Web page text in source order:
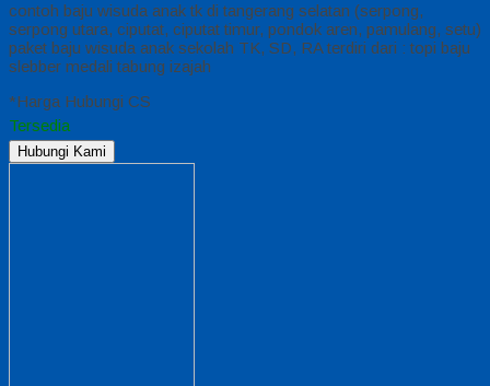
contoh baju wisuda anak tk di tangerang selatan (serpong,
serpong utara, ciputat, ciputat timur, pondok aren, pamulang, setu)
paket baju wisuda anak sekolah TK, SD, RA terdiri dari : topi baju
slebber medali tabung izajah
*Harga Hubungi CS
Tersedia
Hubungi Kami